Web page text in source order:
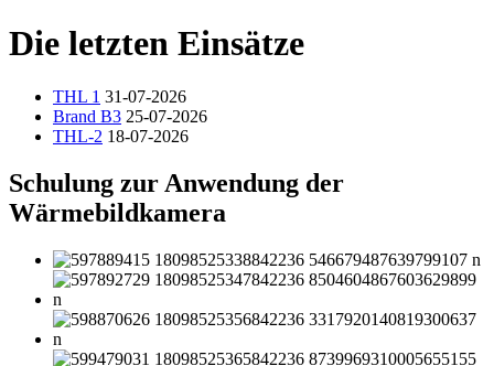
Die letzten Einsätze
THL 1 31-07-2026
Brand B3 25-07-2026
THL-2 18-07-2026
Schulung zur Anwendung der
Wärmebildkamera